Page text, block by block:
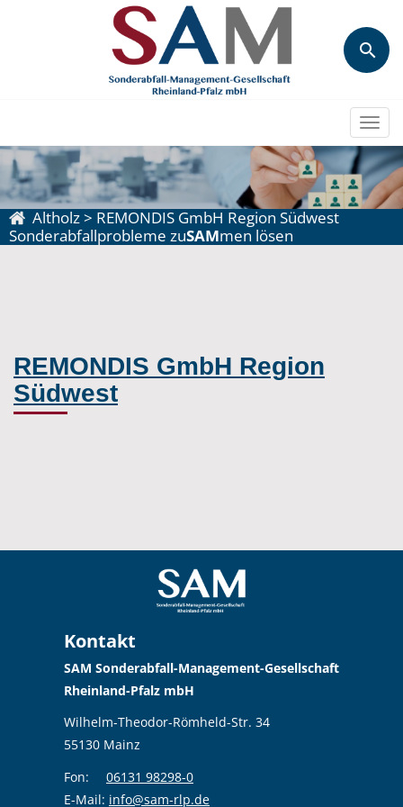
Altholz> REMONDIS GmbH Region Südwest
Sonderabfallprobleme zuSAMmen lösen
REMONDIS GmbH Region
Südwest
Kontakt
SAM Sonderabfall-Management-Gesellschaft
Rheinland-Pfalz mbH
Wilhelm-Theodor-Römheld-Str. 34
55130 Mainz
Fon:
06131 98298-0
E-Mail: info@sam-rlp.de